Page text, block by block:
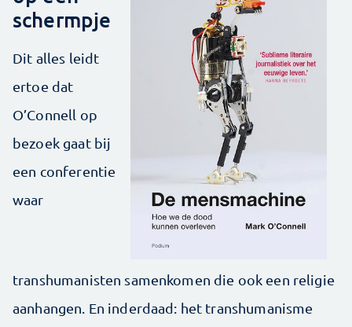
schermpje
Dit alles leidt
ertoe dat
O’Connell op
bezoek gaat bij
een conferentie
waar
transhumanisten samen­komen die ook een religie
aanhangen. En inderdaad: het transhumanisme